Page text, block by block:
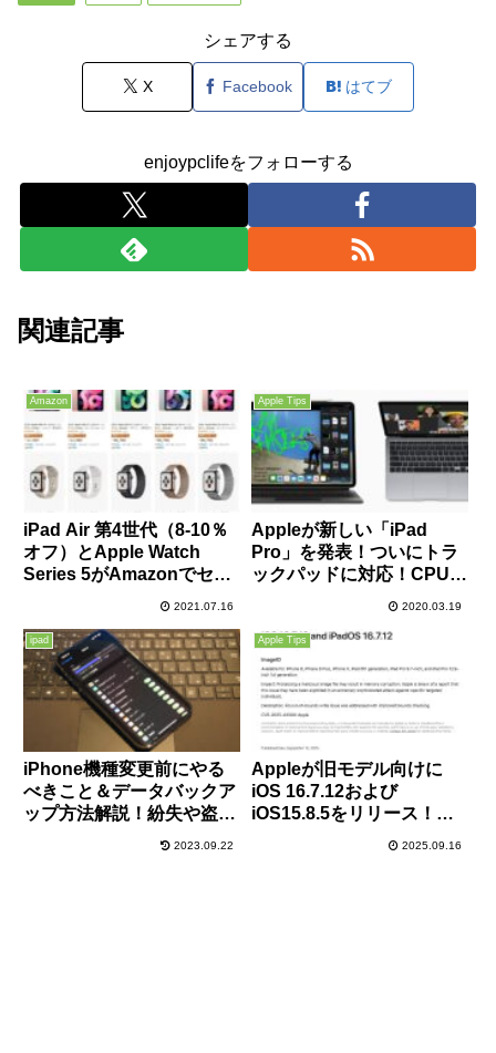
シェアする
X Facebook はてブ
enjoypclifeをフォローする
関連記事
Amazon
iPad Air 第4世代（8-10％
オフ）とApple Watch
Series 5がAmazonでセー
2021.07.16
Apple Tips
Appleが新しい「iPad
Pro」を発表！ついにトラ
ックパッドに対応！CPU性
場！
2020.03.19
ipad
iPhone機種変更前にやる
べきこと＆データバックア
ップ方法解説！紛失や盗難
2023.09.22
Apple Tips
Appleが旧モデル向けに
iOS 16.7.12および
iOS15.8.5をリリース！全
2025.09.16